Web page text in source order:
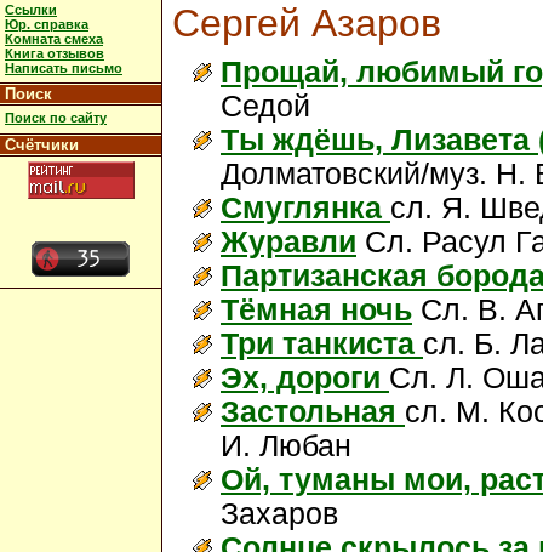
Ссылки
Юр. справка
Комната смеха
Книга отзывов
Написать письмо
Поиск
Поиск по сайту
Счётчики
Сергей Азаров
Прощай, любимый
Седой
Ты ждёшь, Лизавета
Долматовский/муз. Н.
Смуглянка сл. Я.
Журавли Сл. Расул
Партизанская
Тёмная ночь Сл. В.
Три танкиста сл. Б.
Эх, дороги Сл. Л.
Застольная сл. М.
И. Любан
Ой, туманы мои,
Захаров